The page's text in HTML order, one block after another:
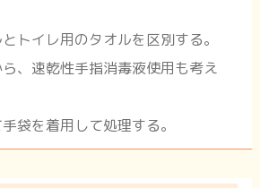
トイレ用のタオルを区別する。
、速乾性手指消毒液使用も考え
袋を着用して処理する。